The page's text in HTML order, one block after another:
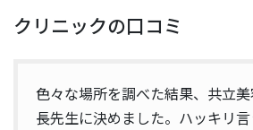
クリニックの口コミ
色々な場所を調べた結果、共立
長先生に決めました。ハッキリ